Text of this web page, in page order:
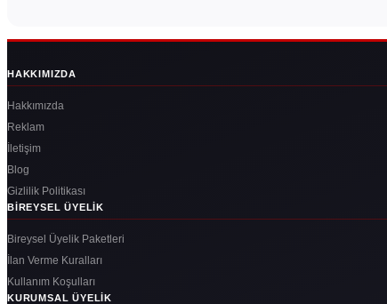
HAKKIMIZDA
Hakkımızda
Reklam
İletişim
Blog
Gizlilik Politikası
BIREYSEL ÜYELIK
Bireysel Üyelik Paketleri
İlan Verme Kuralları
Kullanım Koşulları
KURUMSAL ÜYELIK